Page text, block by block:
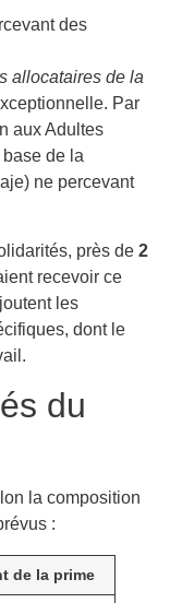
des
allocataires de la
Par
aux Adultes
de la
ne percevant
près de 2
recevoir ce
les
dont le
du
la composition
:
de la prime